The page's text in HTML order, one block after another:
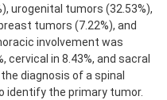
urogenital tumors (32.53%),
tumors (7.22%), and
involvement was
cervical in 8.43%, and sacral
diagnosis of a spinal
identify the primary tumor.